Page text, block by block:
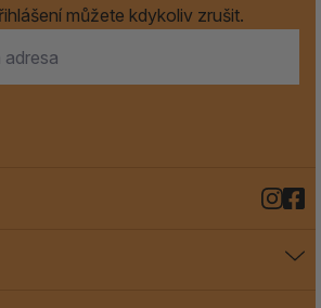
můžete kdykoliv zrušit.